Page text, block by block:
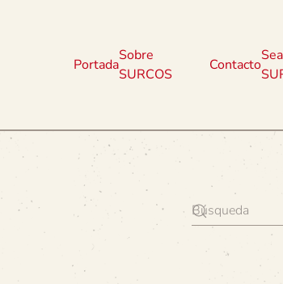
Portada
Sobre
SURCOS
Contacto